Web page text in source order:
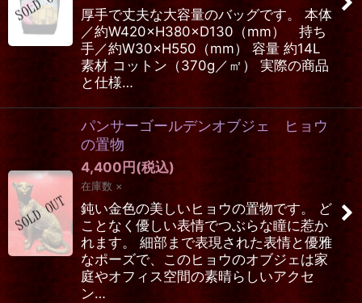
厚手で丈夫な大容量のバッグです。 本体
／約W420×H380×D130（mm） 持ち
手／約W30×H550（mm） 容量 約14L
素材 コットン（370g／㎡） 実際の商品
と仕様…
パンサーゴールデンオブジェ ヒョウ
の置物
4,400 円 (税込)
在庫数 ×
鈍い金色の美しいヒョウの置物です。 ど
ことなく優しい表情でつぶらな瞳に惹か
れます。 細部まで表現された表情と優雅
なポーズで、このヒョウのオブジェは家
庭やオフィス空間の素晴らしいアクセ
ン…